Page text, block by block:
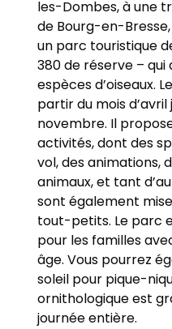
les-Dombes, à une
de Bourg-en-
un parc touristique
380 de réserve –
espèces d’oiseaux.
partir du mois d’avril
novembre. Il
activités, dont des
vol, des animations,
animaux, et tant
sont également
tout-petits. Le parc
pour les familles
âge. Vous pourrez
soleil pour pique-
ornithologique est
journée entière.